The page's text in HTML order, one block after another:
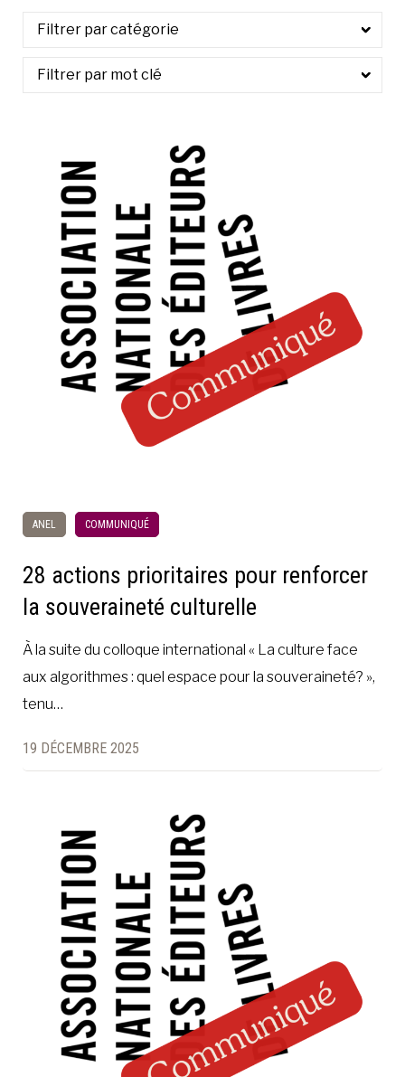
DEVENIR MEMBRE
ANEL COMMUNIQUÉ
28 actions prioritaires pour renforcer
la souveraineté culturelle
À la suite du colloque international « La culture face
aux algorithmes : quel espace pour la souveraineté? »,
tenu…
19 DÉCEMBRE 2025